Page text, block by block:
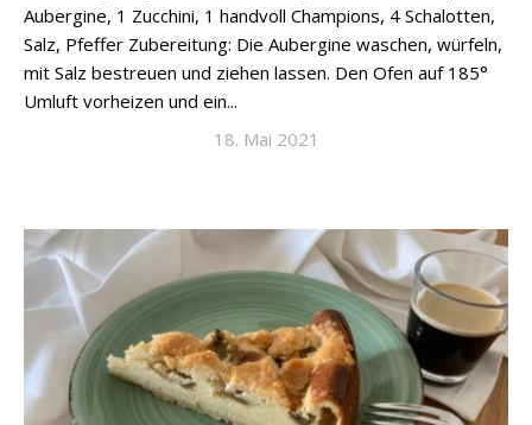
Aubergine, 1 Zucchini, 1 handvoll Champions, 4 Schalotten,
Salz, Pfeffer Zubereitung: Die Aubergine waschen, würfeln,
mit Salz bestreuen und ziehen lassen. Den Ofen auf 185°
Umluft vorheizen und ein...
18. Mai 2021